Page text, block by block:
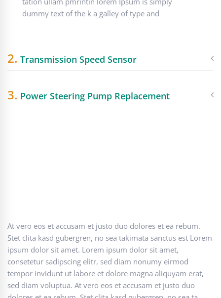
dummy text of the k a galley of type and
2. Transmission Speed Sensor
3. Power Steering Pump Replacement
At vero eos et accusam et justo duo dolores et ea rebum.
Stet clita kasd gubergren, no sea takimata sanctus est Lorem
ipsum dolor sit amet. Lorem ipsum dolor sit amet,
consetetur sadipscing elitr, sed diam nonumy eirmod
tempor invidunt ut labore et dolore magna aliquyam erat,
sed diam voluptua. At vero eos et accusam et justo duo